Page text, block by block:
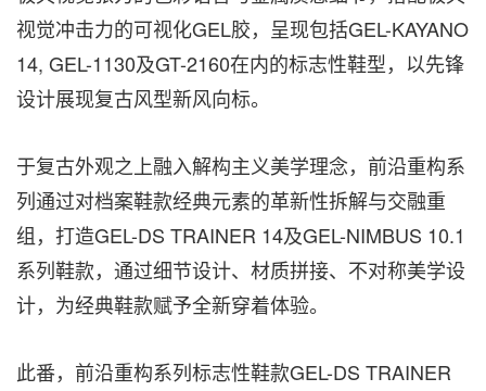
视觉冲击力的可视化GEL胶，呈现包括GEL-KAYANO
14, GEL-1130及GT-2160在内的标志性鞋型，以先锋
设计展现复古风型新风向标。
于复古外观之上融入解构主义美学理念，前沿重构系
列通过对档案鞋款经典元素的革新性拆解与交融重
组，打造GEL-DS TRAINER 14及GEL-NIMBUS 10.1
系列鞋款，通过细节设计、材质拼接、不对称美学设
计，为经典鞋款赋予全新穿着体验。
此番，前沿重构系列标志性鞋款GEL-DS TRAINER